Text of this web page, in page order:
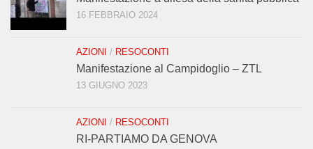
16 FEBBRAIO 2024
AZIONI / RESOCONTI
Manifestazione al Campidoglio – ZTL
13 GIUGNO 2023
AZIONI / RESOCONTI
RI-PARTIAMO DA GENOVA